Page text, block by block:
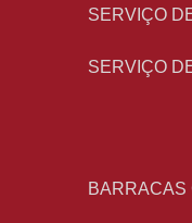
SERVIÇO
SERVIÇO